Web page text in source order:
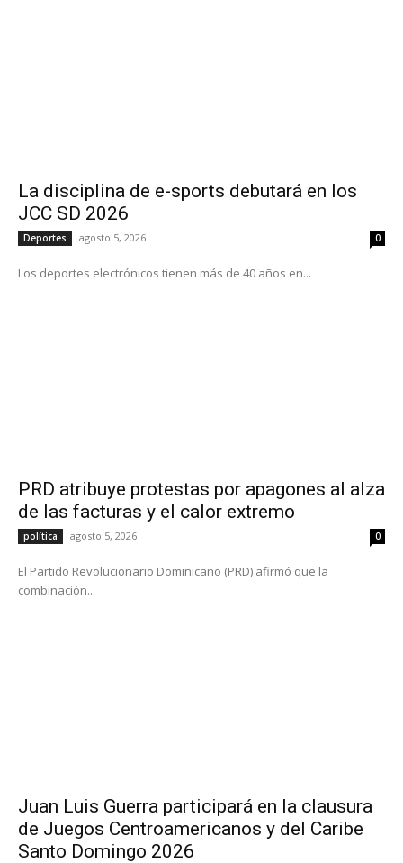
La disciplina de e-sports debutará en los
JCC SD 2026
Deportes agosto 5, 2026 0
Los deportes electrónicos tienen más de 40 años en...
PRD atribuye protestas por apagones al alza
de las facturas y el calor extremo
política agosto 5, 2026 0
El Partido Revolucionario Dominicano (PRD) afirmó que la
combinación...
Juan Luis Guerra participará en la clausura
de Juegos Centroamericanos y del Caribe
Santo Domingo 2026